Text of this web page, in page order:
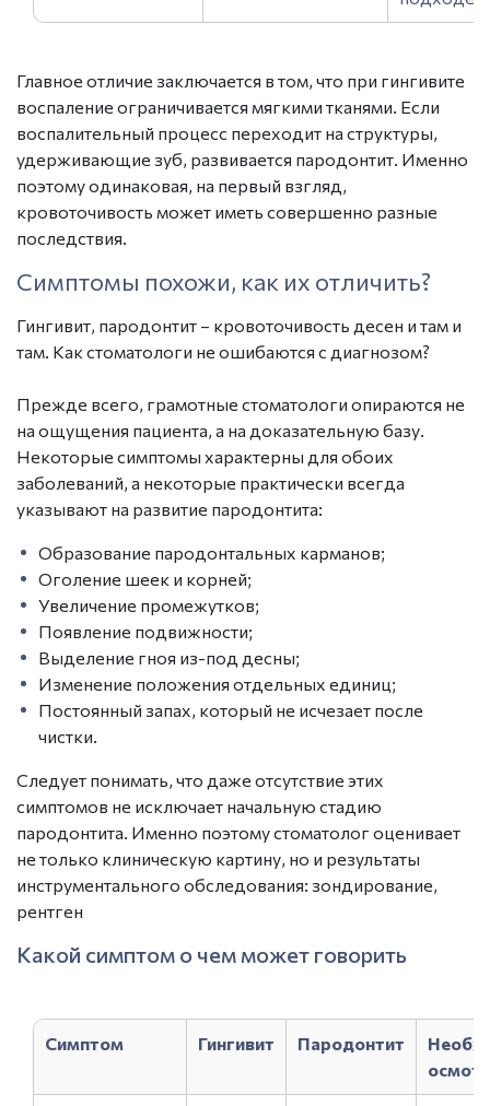
Главное отличие заключается в том, что при гингивите
воспаление ограничивается мягкими тканями. Если
воспалительный процесс переходит на структуры,
удерживающие зуб, развивается пародонтит. Именно
поэтому одинаковая, на первый взгляд,
кровоточивость может иметь совершенно разные
последствия.
Симптомы похожи, как их отличить?
Гингивит, пародонтит – кровоточивость десен и там и
там. Как стоматологи не ошибаются с диагнозом?
Прежде всего, грамотные стоматологи опираются не
на ощущения пациента, а на доказательную базу.
Некоторые симптомы характерны для обоих
заболеваний, а некоторые практически всегда
указывают на развитие пародонтита:
Образование пародонтальных карманов;
Оголение шеек и корней;
Увеличение промежутков;
Появление подвижности;
Выделение гноя из-под десны;
Изменение положения отдельных единиц;
Постоянный запах, который не исчезает после
чистки.
Следует понимать, что даже отсутствие этих
симптомов не исключает начальную стадию
пародонтита. Именно поэтому стоматолог оценивает
не только клиническую картину, но и результаты
инструментального обследования: зондирование,
рентген
Какой симптом о чем может говорить
Симптом Гингивит Пародонтит